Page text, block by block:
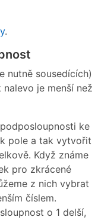
.
nutně sousedících)
je menší než
ke
pole a tak vytvořit
Když známe
pro zkrácené
z nich vybrat
číslem.
o 1 delší,